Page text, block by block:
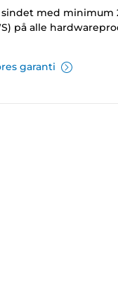
med minimum
på alle
garanti